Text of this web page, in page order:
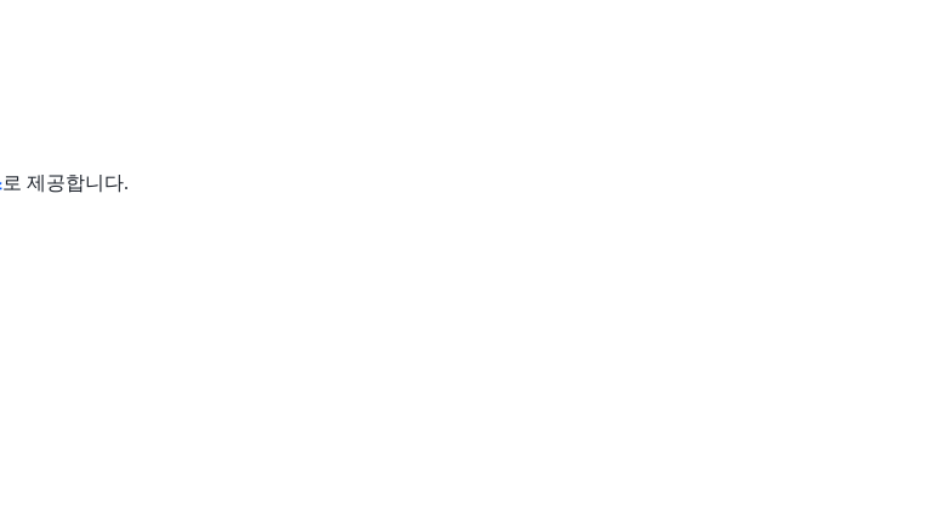
로 제공합니다.